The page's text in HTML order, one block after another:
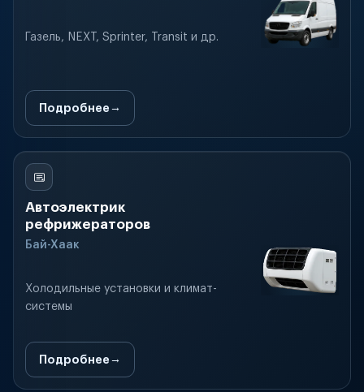
Газель, NEXT, Sprinter, Transit и др.
Подробнее
Автоэлектрик
рефрижераторов
Бай-Хаак
Холодильные установки и климат-
системы
Подробнее